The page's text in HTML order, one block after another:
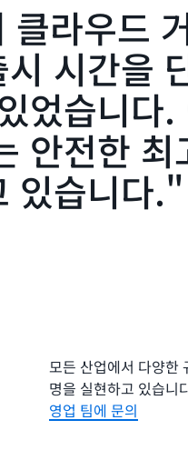
은 고객의 신뢰입니다
정확히 있어야 할 위
고객의 신뢰를 유지하
Group의 경쟁 우위를
우드 거버넌스의 규모
게 더 나은 서비스를
이 전 세계 사람들이
는 데 도움이 되고 있습
라우드
시간을
었습니다
안전한 최
있습니다.
모든 산업에서 다양한
명을 실현하고 있습니
영업 팀에 문의